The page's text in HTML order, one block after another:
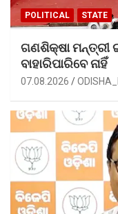
POLITICAL STATE
ଗଣଶିକ୍ଷା ମନ୍ତ୍ରୀ
ବାହାରିପାରିବେ ନାହିଁ
07.08.2026